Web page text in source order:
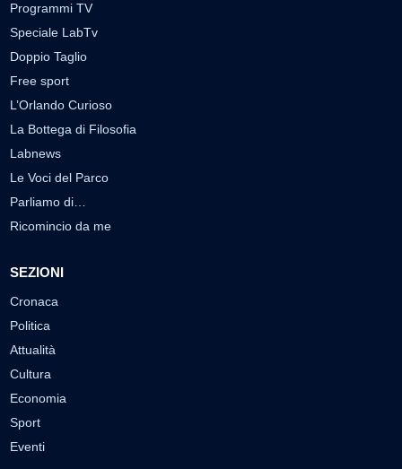
Programmi TV
Speciale LabTv
Doppio Taglio
Free sport
L’Orlando Curioso
La Bottega di Filosofia
Labnews
Le Voci del Parco
Parliamo di…
Ricomincio da me
SEZIONI
Cronaca
Politica
Attualità
Cultura
Economia
Sport
Eventi